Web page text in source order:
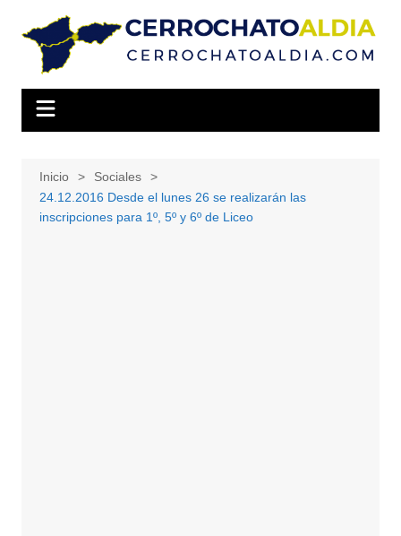
contenido
Inicio
Sociales
24.12.2016 Desde el lunes 26 se realizarán las
inscripciones para 1º, 5º y 6º de Liceo